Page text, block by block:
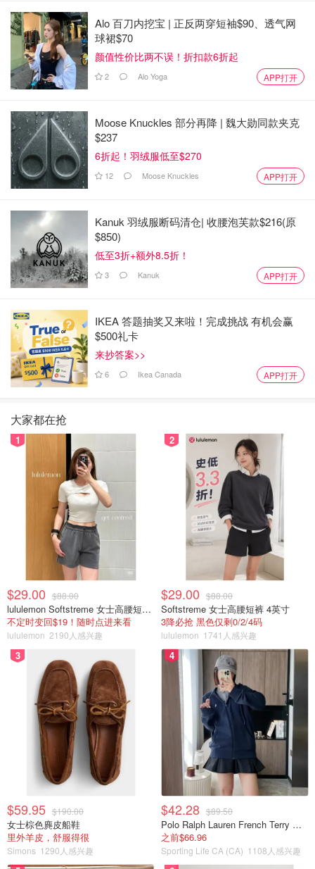
Alo 百刀内挖宝 | 正反两穿短袖$90、透气网
球裙$70
颜值性价比两不误！折扣款6折起
2 Alo Yoga APP打开
Moose Knuckles 部分再降 | 魏大勋同款夹克
$237
6折起！羽绒服低至$270
12 Moose Knuckles APP打开
Kanuk 羽绒服断码清仓| 收腰泡芙款$216(原
$850)
低至3折+额外8.5折！
3 Kanuk APP打开
IKEA 答题抽奖又来啦！完成挑战 有机会赢
$500礼卡
来抄答案>>
6 Ikea Canada APP打开
大家都在抢
1
$29.00 $88.00
lululemon Softstreme 女士高腰短裤 10cm
不定时变回$19！随时点进来看
lululemon 2190人感兴趣
2
$29.00 $88.00
Softstreme 女士高腰短裤 4英寸
3降必抢 黑色仅剩0/2/4码
lululemon 1741人感兴趣
3
$59.95 $190.00
女士棕色麂皮船鞋
里外羊皮，舒服得很
Simons 1290人感兴趣
4
$42.28 $89.50
Polo Ralph Lauren French Terry 女童连帽卫衣 7-16码
之前$66.96
Sporting Life CA (CA) 1108人感兴趣